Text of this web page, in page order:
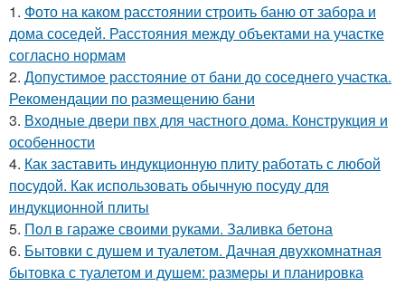
1. Фото на каком расстоянии строить баню от забора и
дома соседей. Расстояния между объектами на участке
согласно нормам
2. Допустимое расстояние от бани до соседнего участка.
Рекомендации по размещению бани
3. Входные двери пвх для частного дома. Конструкция и
особенности
4. Как заставить индукционную плиту работать с любой
посудой. Как использовать обычную посуду для
индукционной плиты
5. Пол в гараже своими руками. Заливка бетона
6. Бытовки с душем и туалетом. Дачная двухкомнатная
бытовка с туалетом и душем: размеры и планировка